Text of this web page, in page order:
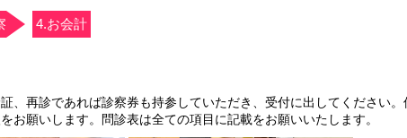
4.お会計
、再診であれば診察券も持参していただき、受付に出してください。
お願いします。問診表は全ての項目に記載をお願いいたします。